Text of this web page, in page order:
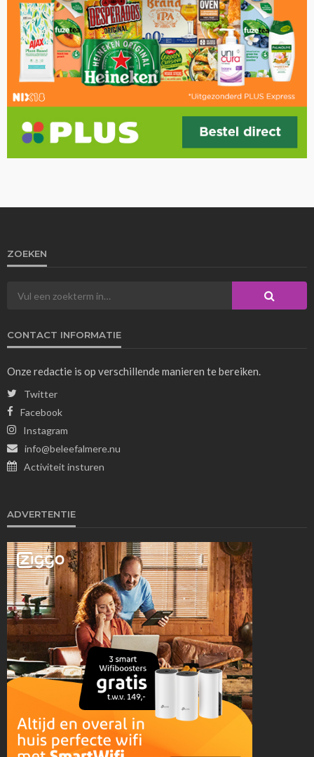
ZOEKEN
CONTACT INFORMATIE
Onze redactie is op verschillende manieren te bereiken.
Twitter
Facebook
Instagram
info@beleefalmere.nu
Activiteit insturen
ADVERTENTIE